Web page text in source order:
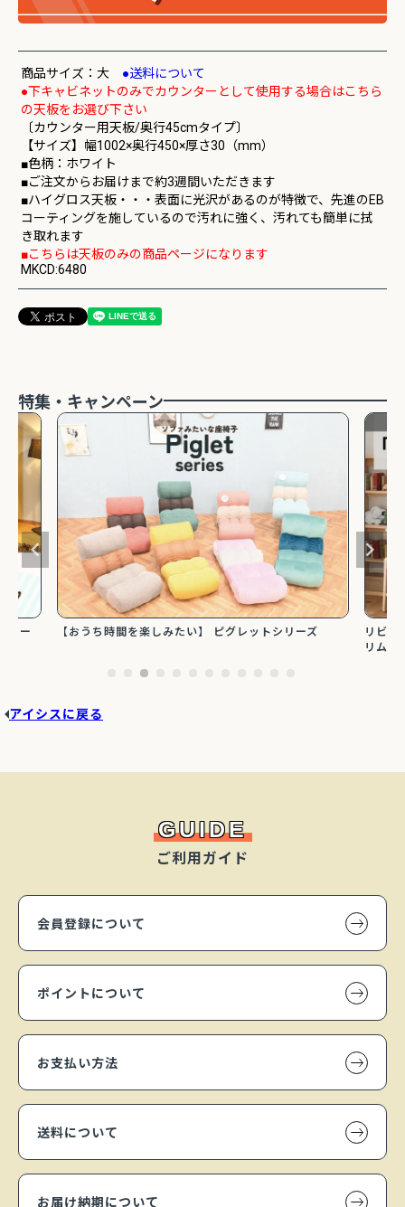
商品サイズ：大 ●送料について
●下キャビネットのみでカウンターとして使用する場合はこちら
の天板をお選び下さい
〔カウンター用天板/奥行45cmタイプ〕
【サイズ】幅1002×奥行450×厚さ30（mm）
■色柄：ホワイト
■ご注文からお届けまで約3週間いただきます
■ハイグロス天板・・・表面に光沢があるのが特徴で、先進のEB
コーティングを施しているので汚れに強く、汚れても簡単に拭
き取れます
■こちらは天板のみの商品ページになります
MKCD:6480
オー 【おうち時間を楽しみたい】 ピグレットシリーズ
リビン
リムタ
アイシスに戻る
GUIDE
ご利用ガイド
会員登録について
ポイントについて
お支払い方法
送料について
お届け納期について